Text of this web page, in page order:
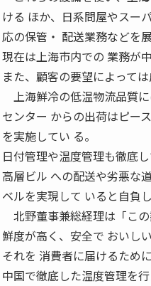
ける ほか、日系問屋やスー
応の保管・ 配送業務などを
現在は上海市内での 業務が
また、顧客の要望によって
上海鮮冷の低温物流品質に
センター からの出荷はピー
を実施してい る。
日付管理や温度管理も徹底し
高層ビル への配送や劣悪な
ベルを実現して いると自負し
北野董事兼総経理は「こ
鮮度が高く、安全で おいし
それを 消費者に届けるため
中国で徹底した温度管理を